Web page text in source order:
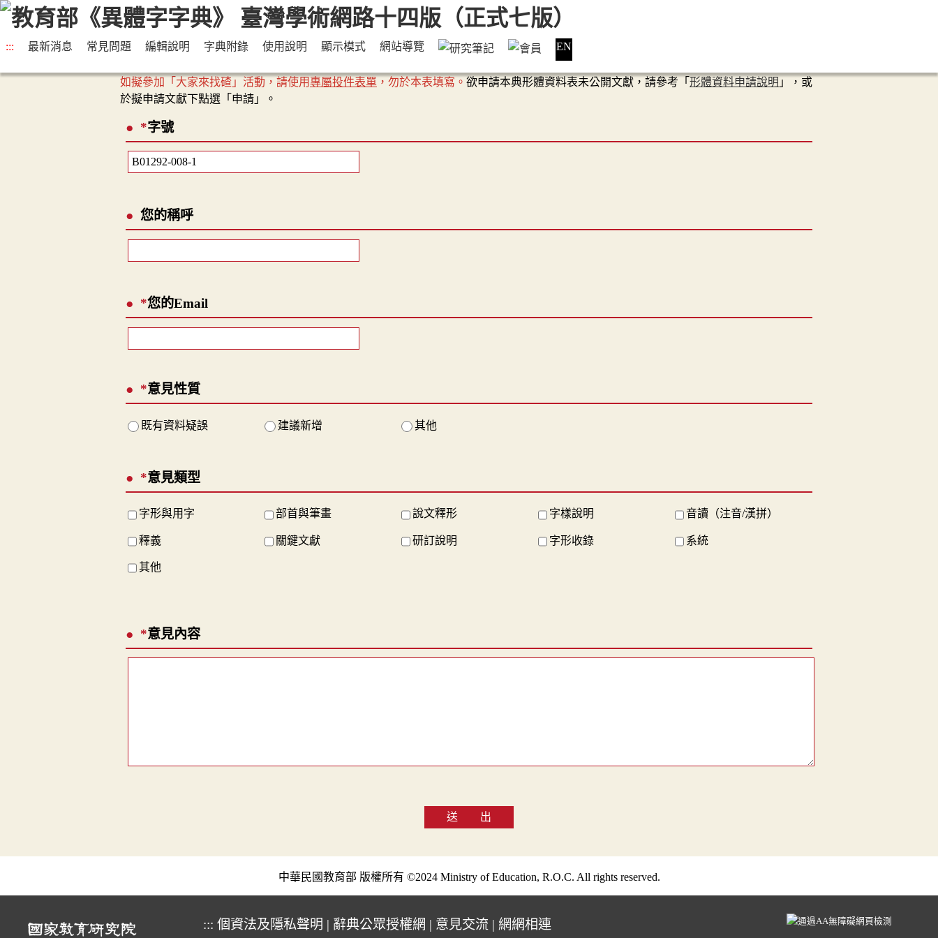
::: 最新消息 常見問題 編輯說明 字典附錄 使用說明 顯示模式 網站導覽 EN
如擬參加「大家來找碴」活動，請使用專屬投件表單 ，勿於本表填寫。 欲申請本典形體資料表未公開文獻，請參考「 形體資料申請說明 」，或
於擬申請文獻下點選「申請」。
*字號
您的稱呼
*您的Email
*意見性質
既有資料疑誤 建議新增 其他
*意見類型
字形與用字 部首與筆畫 說文釋形 字樣說明 音讀（注音/漢拼）
釋義 關鍵文獻 研訂說明 字形收錄 系統
其他
*意見內容
送 出
中華民國教育部 版權所有 ©2024 Ministry of Education, R.O.C. All rights reserved.
::: 個資法及隱私聲明 | 辭典公眾授權網 | 意見交流 | 網網相連